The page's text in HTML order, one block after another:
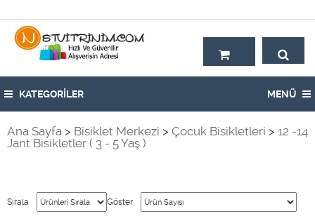
KATEGORİLER MENÜ
Ana Sayfa > Bisiklet Merkezi > Çocuk Bisikletleri > 12 -14
Jant Bisikletler ( 3 - 5 Yaş )
Sırala Göster